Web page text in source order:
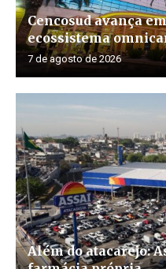
Cencosud avança
ecossistema
7 de agosto de 2026
Além do atacarejo: